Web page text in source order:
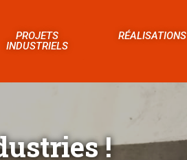
PROJETS
INDUSTRIELS
RÉALISATIONS
!